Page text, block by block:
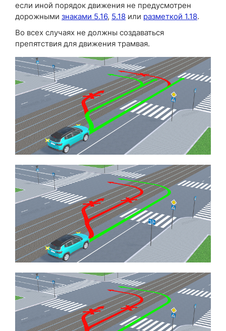
если иной порядок движения не предусмотрен
дорожными знаками 5.16, 5.18 или разметкой 1.18.
Во всех случаях не должны создаваться
препятствия для движения трамвая.